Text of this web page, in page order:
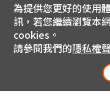
為提供您更好的使用
訊，若您繼續瀏覽本
cookies。
請參閱我們的隱私權